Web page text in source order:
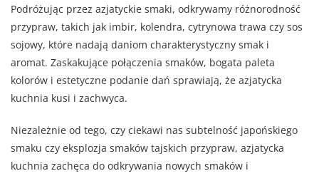
Podróżując przez azjatyckie smaki, odkrywamy różnorodność
przypraw, takich jak imbir, kolendra, cytrynowa trawa czy sos
sojowy, które nadają daniom charakterystyczny smak i
aromat. Zaskakujące połączenia smaków, bogata paleta
kolorów i estetyczne podanie dań sprawiają, że azjatycka
kuchnia kusi i zachwyca.
Niezależnie od tego, czy ciekawi nas subtelność japońskiego
smaku czy eksplozja smaków tajskich przypraw, azjatycka
kuchnia zachęca do odkrywania nowych smaków i